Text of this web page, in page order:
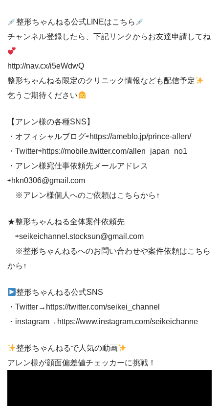
整形ちゃんねる公式LINEはこちら
チャンネル登録したら、下記リンクからお友達申請してね
http://nav.cx/i5eWdwQ
整形ちゃんねる限定のクリニック情報なども配信予定
乞うご期待ください
【アレン様の各種SNS】
・オフィシャルブログ⇨https://ameblo.jp/prince-allen/
・Twitter⇨https://mobile.twitter.com/allen_japan_no1
・アレン様宛仕事依頼先メールアドレス
⇨hkn0306@gmail.com
※アレン様個人へのご依頼はこちらから↑
★整形ちゃんねる全体案件依頼先
⇨seikeichannel.stocksun@gmail.com
※整形ちゃんねるへのお問い合わせや案件依頼はこちら
から↑
整形ちゃんねる公式SNS
・Twitter→https://twitter.com/seikei_channel
・instagram→https://www.instagram.com/seikeichanne
整形ちゃんねるで人気の動画
アレン様が顔面偏差値チェッカーに挑戦！